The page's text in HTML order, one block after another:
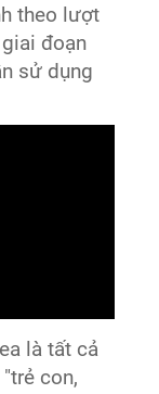
theo lượt
đoạn
sử dụng
là tất cả
con,